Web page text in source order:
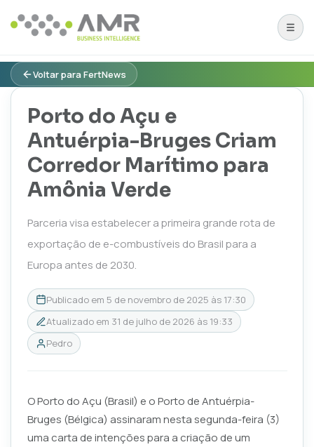
Voltar para FertNews
Porto do Açu e
Antuérpia-Bruges Criam
Corredor Marítimo para
Amônia Verde
Parceria visa estabelecer a primeira grande rota de
exportação de e-combustíveis do Brasil para a
Europa antes de 2030.
Publicado em 5 de novembro de 2025 às 17:30
Atualizado em 31 de julho de 2026 às 19:33
Pedro
O Porto do Açu (Brasil) e o Porto de Antuérpia-
Bruges (Bélgica) assinaram nesta segunda-feira (3)
uma carta de intenções para a criação de um